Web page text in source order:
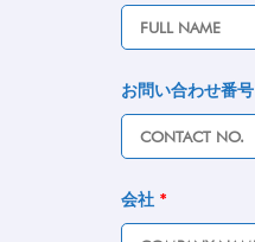
お問い合わせ番号
会社 *